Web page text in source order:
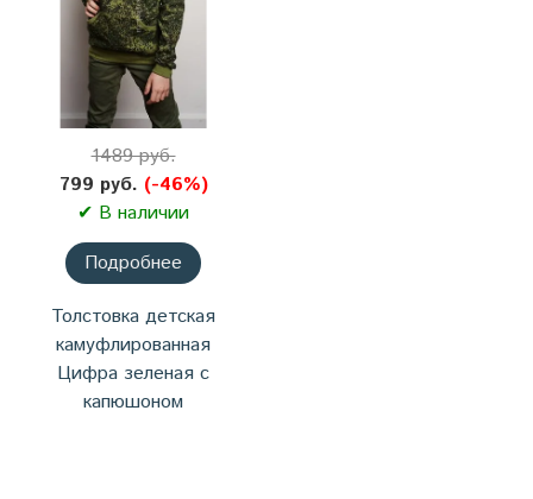
1489 руб.
799 руб. (-46%)
✔ В наличии
Подробнее
Толстовка детская
камуфлированная
Цифра зеленая с
капюшоном